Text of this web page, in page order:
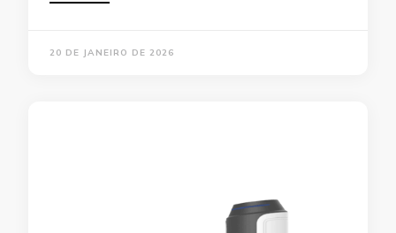
20 DE JANEIRO DE 2026